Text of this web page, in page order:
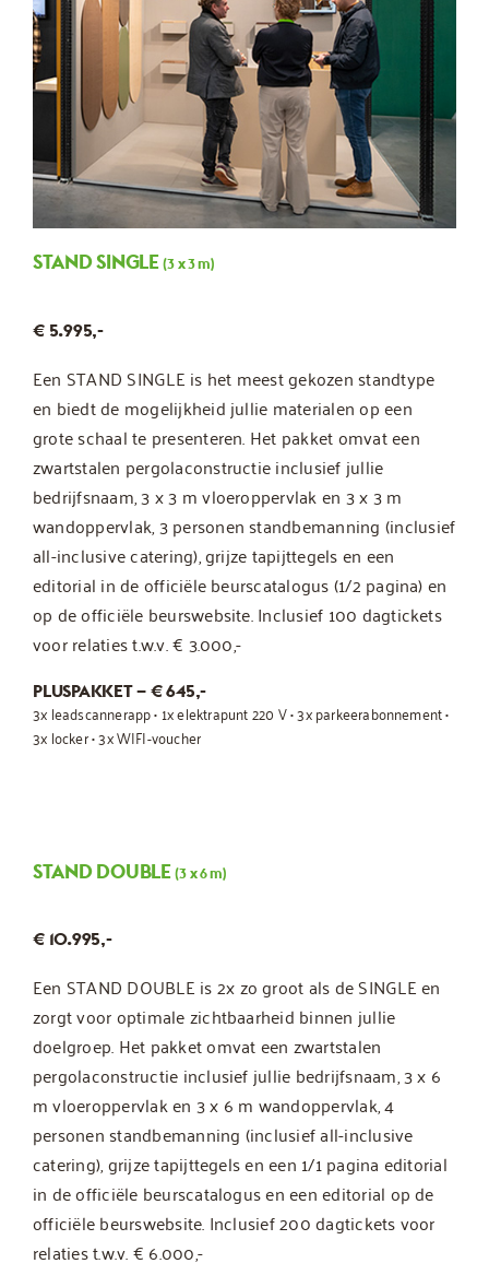
STAND SINGLE(3 x 3 m)
€ 5.995,-
Een STAND SINGLE is het meest gekozen standtype
en biedt de mogelijkheid jullie materialen op een
grote schaal te presenteren. Het pakket omvat een
zwartstalen pergolaconstructie inclusief jullie
bedrijfsnaam, 3 x 3 m vloeroppervlak en 3 x 3 m
wandoppervlak, 3 personen standbemanning (inclusief
all-inclusive catering), grijze tapijttegels en een
editorial in de officiële beurscatalogus (1/2 pagina) en
op de officiële beurswebsite. Inclusief 100 dagtickets
voor relaties t.w.v. € 3.000,-
PLUSPAKKET – € 645,-
3x leadscannerapp • 1x elektrapunt 220 V • 3x parkeerabonnement •
3x locker • 3x WIFI-voucher
STAND DOUBLE(3 x 6 m)
€ 10.995,-
Een STAND DOUBLE is 2x zo groot als de SINGLE en
zorgt voor optimale zichtbaarheid binnen jullie
doelgroep. Het pakket omvat een zwartstalen
pergolaconstructie inclusief jullie bedrijfsnaam, 3 x 6
m vloeroppervlak en 3 x 6 m wandoppervlak, 4
personen standbemanning (inclusief all-inclusive
catering), grijze tapijttegels en een 1/1 pagina editorial
in de officiële beurscatalogus en een editorial op de
officiële beurswebsite. Inclusief 200 dagtickets voor
relaties t.w.v. € 6.000,-